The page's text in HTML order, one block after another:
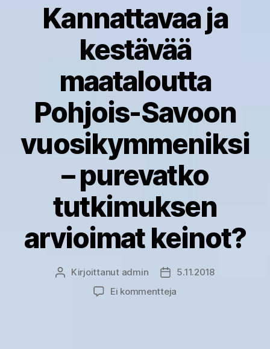
Kannattavaa ja
kestävää
maataloutta
Pohjois-Savoon
vuosikymmeniksi
– purevatko
tutkimuksen
arvioimat keinot?
Kirjoittaja
Kirjoittanut admin Julkaisupäivämäärä
5.11.2018
Ei kommentteja